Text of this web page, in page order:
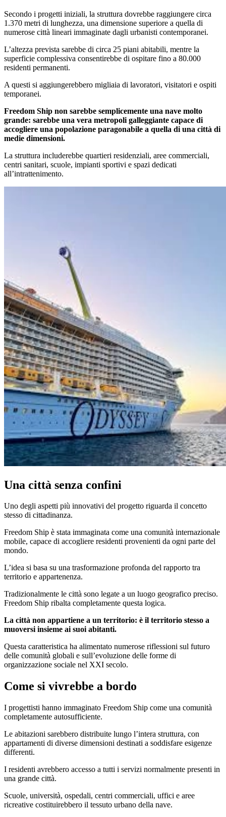
Secondo i progetti iniziali, la struttura dovrebbe raggiungere circa
1.370 metri di lunghezza, una dimensione superiore a quella di
numerose città lineari immaginate dagli urbanisti contemporanei.
L’altezza prevista sarebbe di circa 25 piani abitabili, mentre la
superficie complessiva consentirebbe di ospitare fino a 80.000
residenti permanenti.
A questi si aggiungerebbero migliaia di lavoratori, visitatori e ospiti
temporanei.
Freedom Ship non sarebbe semplicemente una nave molto
grande: sarebbe una vera metropoli galleggiante capace di
accogliere una popolazione paragonabile a quella di una città di
medie dimensioni.
La struttura includerebbe quartieri residenziali, aree commerciali,
centri sanitari, scuole, impianti sportivi e spazi dedicati
all’intrattenimento.
Una città senza confini
Uno degli aspetti più innovativi del progetto riguarda il concetto
stesso di cittadinanza.
Freedom Ship è stata immaginata come una comunità internazionale
mobile, capace di accogliere residenti provenienti da ogni parte del
mondo.
L’idea si basa su una trasformazione profonda del rapporto tra
territorio e appartenenza.
Tradizionalmente le città sono legate a un luogo geografico preciso.
Freedom Ship ribalta completamente questa logica.
La città non appartiene a un territorio: è il territorio stesso a
muoversi insieme ai suoi abitanti.
Questa caratteristica ha alimentato numerose riflessioni sul futuro
delle comunità globali e sull’evoluzione delle forme di
organizzazione sociale nel XXI secolo.
Come si vivrebbe a bordo
I progettisti hanno immaginato Freedom Ship come una comunità
completamente autosufficiente.
Le abitazioni sarebbero distribuite lungo l’intera struttura, con
appartamenti di diverse dimensioni destinati a soddisfare esigenze
differenti.
I residenti avrebbero accesso a tutti i servizi normalmente presenti in
una grande città.
Scuole, università, ospedali, centri commerciali, uffici e aree
ricreative costituirebbero il tessuto urbano della nave.